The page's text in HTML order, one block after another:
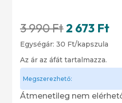
3 990Ft 2 673 Ft
Egységár: 30 Ft/kapszula
Az ár az áfát tartalmazza.
Megszerezhető:
Átmenetileg nem